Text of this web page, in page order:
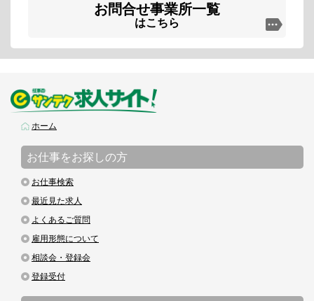
お問合せ事業所一覧
はこちら
ホーム
お仕事をお探しの方
お仕事検索
最近見た求人
よくあるご質問
雇用形態について
相談会・登録会
登録受付